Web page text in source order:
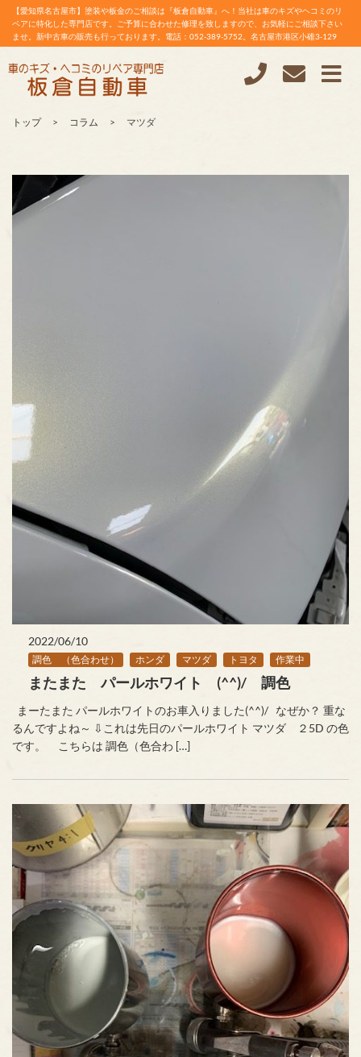
【愛知県名古屋市】塗装や板金のご相談は『板倉自動車』へ！当社は車のキズやヘコミのリ
ペアに特化した専門店です。ご予算に合わせた修理を致しますので、お気軽にご相談下さい
ませ。新中古車の販売も行っております。電話：052-389-5752。名古屋市港区小碓3-129
トップ コラム マツダ
2022/06/10
調色 （色合わせ） ホンダ マツダ トヨタ 作業中
またまた パールホワイト (^^)/ 調色
まーたまた パールホワイトのお車入りました(^^)/ なぜか？ 重な
るんですよね～ ⇩これは先日のパールホワイト マツダ ２5D の色
です。 こちらは 調色（色合わ […]